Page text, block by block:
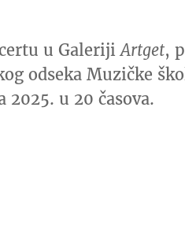
u GalerijiArtget,
odseka Muzičke
2025. u 20 časova.